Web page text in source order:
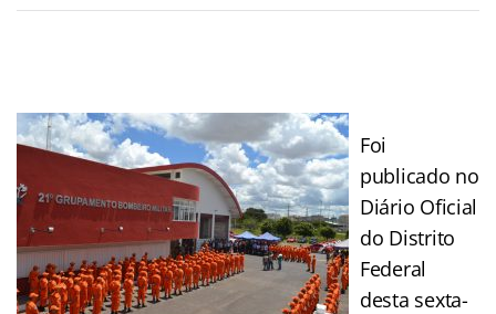
Foi
publicado no
Diário Oficial
do Distrito
Federal
desta sexta-